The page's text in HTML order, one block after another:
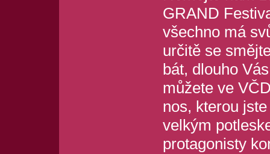
GRAND
všechno má
určitě se
bát, dlouho
můžete ve
nos, kterou
velkým
protagonisty